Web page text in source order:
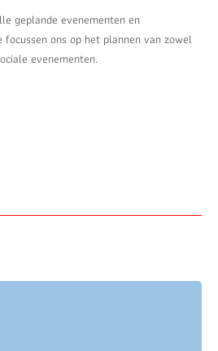
geplande evenementen en
focussen ons op het plannen van zowel
evenementen.